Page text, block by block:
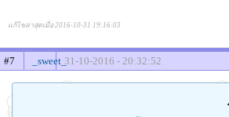
แก้ไขล่าสุดเมื่อ 2016-10-31 19:16:03
#7 _sweet_31-10-2016 - 20:32:52